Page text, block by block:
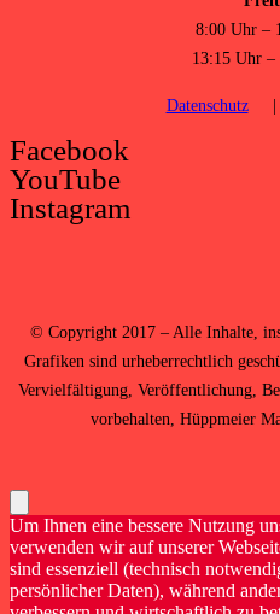
8:00 Uhr –
13:15 Uhr
Datenschutz
Facebook
YouTube
Instagram
© Copyright 2017 – Alle Inhalte,
Grafiken sind urheberrechtlich
Vervielfältigung, Veröffentlichung,
vorbehalten, Hüppmeier
Um Ihnen eine bessere Nutzung
verwenden wir auf unserer
sind essenziell (technisch
persönlicher Daten), während